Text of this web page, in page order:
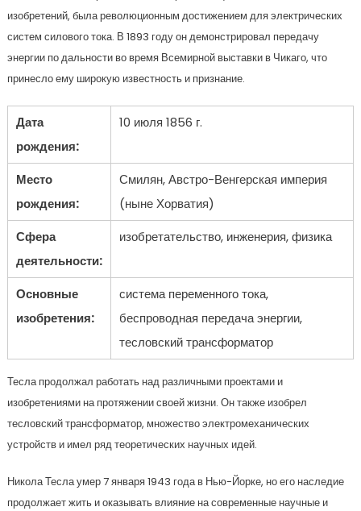
изобретений, была революционным достижением для электрических
систем силового тока. В 1893 году он демонстрировал передачу
энергии по дальности во время Всемирной выставки в Чикаго, что
принесло ему широкую известность и признание.
Дата
рождения:
10 июля 1856 г.
Место
рождения:
Смилян, Австро-Венгерская империя
(ныне Хорватия)
Сфера
деятельности:
изобретательство, инженерия, физика
Основные
изобретения:
система переменного тока,
беспроводная передача энергии,
тесловский трансформатор
Тесла продолжал работать над различными проектами и
изобретениями на протяжении своей жизни. Он также изобрел
тесловский трансформатор, множество электромеханических
устройств и имел ряд теоретических научных идей.
Никола Тесла умер 7 января 1943 года в Нью-Йорке, но его наследие
продолжает жить и оказывать влияние на современные научные и